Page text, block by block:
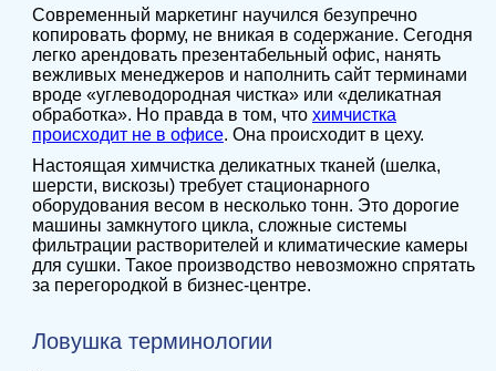
Современный маркетинг научился безупречно
копировать форму, не вникая в содержание. Сегодня
легко арендовать презентабельный офис, нанять
вежливых менеджеров и наполнить сайт терминами
вроде «углеводородная чистка» или «деликатная
обработка». Но правда в том, что химчистка
происходит не в офисе. Она происходит в цеху.
Настоящая химчистка деликатных тканей (шелка,
шерсти, вискозы) требует стационарного
оборудования весом в несколько тонн. Это дорогие
машины замкнутого цикла, сложные системы
фильтрации растворителей и климатические камеры
для сушки. Такое производство невозможно спрятать
за перегородкой в бизнес-центре.
Ловушка терминологии